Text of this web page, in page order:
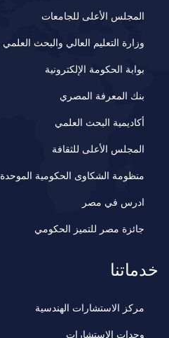
المجلس الأعلى للجامعات
وزارة التعليم العالي والبحث العلمي
بوابة الحكومة الإلكترونية
بنك المعرفة المصري
أكاديمية البحث العلمي
المجلس الأعلى للثقافة
منظومة الشكاوى الحكومية الموحدة
ادرس في مصر
جائزة مصر للتميز الحكومي
خدماتنا
مركز الاستشارات الهندسية
وحدات الاستشارات